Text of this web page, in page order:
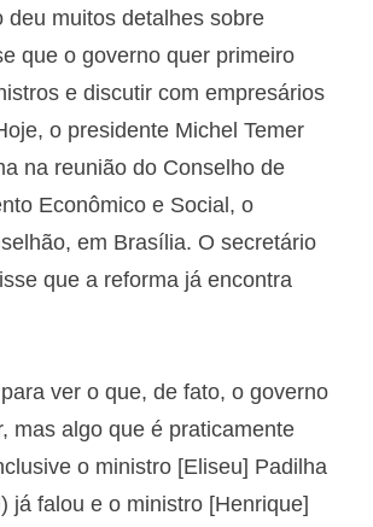
deu muitos detalhes sobre
que o governo quer primeiro
e discutir com empresários
o presidente Michel Temer
na reunião do Conselho de
Econômico e Social, o
em Brasília. O secretário
que a reforma já encontra
ver o que, de fato, o governo
mas algo que é praticamente
o ministro [Eliseu] Padilha
já falou e o ministro [Henrique]